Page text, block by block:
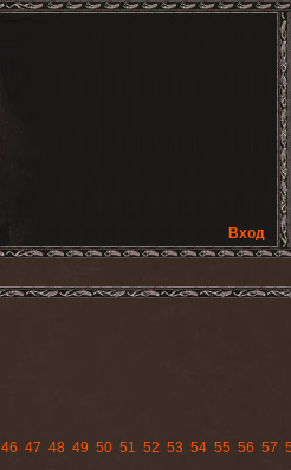
Вход
46 47 48 49 50 51 52 53 54 55 56 57